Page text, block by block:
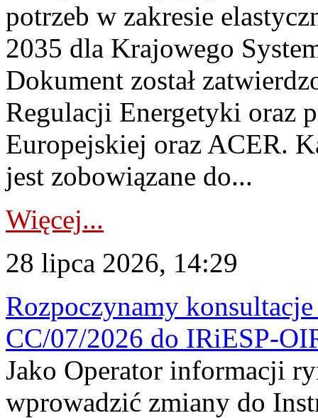
potrzeb w zakresie
2035 dla Krajowego
Dokument został
Regulacji Energetyki oraz
Europejskiej oraz ACER.
jest zobowiązane do...
Więcej...
28 lipca 2026, 14:29
Rozpoczynamy
CC/07/2026 do IRiESP-
Jako Operator informacji
wprowadzić zmiany do